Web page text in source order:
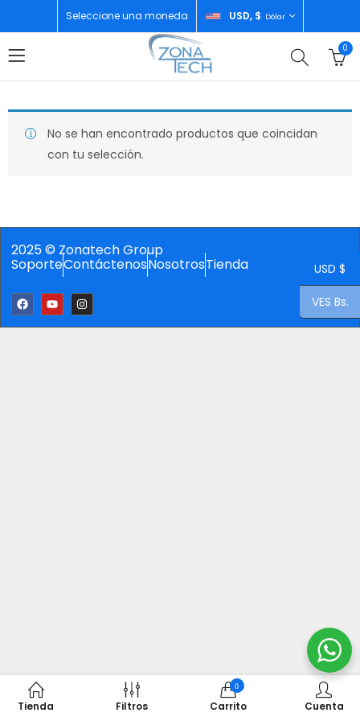
Seleccione una moneda USD, $ Dólar
0
No se han encontrado productos que coincidan
con tu selección.
2025 © Zonatech Group
SoporteContáctenosNosotrosTienda
Tienda Filtros
0
Carrito Cuenta
USD $
VES Bs.